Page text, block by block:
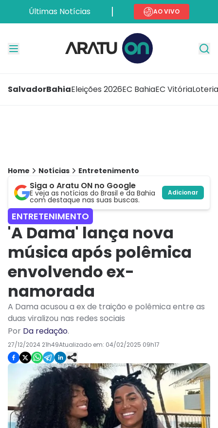
Últimas Notícias AO VIVO
SalvadorBahiaEleições 2026EC BahiaEC Vitória
Home Notícias Entretenimento
Siga o Aratu ON no Google
E veja as notícias do Brasil e da Bahia
com destaque nas suas buscas.
Adicionar
ENTRETENIMENTO
'A Dama' lança nova
música após polêmica
envolvendo ex-
namorada
A Dama acusou a ex de traição e polêmica entre as
duas viralizou nas redes sociais
Por Da redação.
27/12/2024 21h49Atualizado em: 04/02/2025 09h17